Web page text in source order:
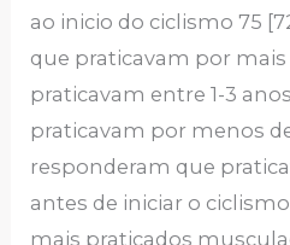
ao inicio do ciclismo 75
que praticavam por mais
praticavam entre 1-3 anos,
praticavam por menos de
responderam que
antes de iniciar o
mais praticados